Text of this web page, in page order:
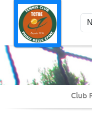
Club
Panneau de gestion des